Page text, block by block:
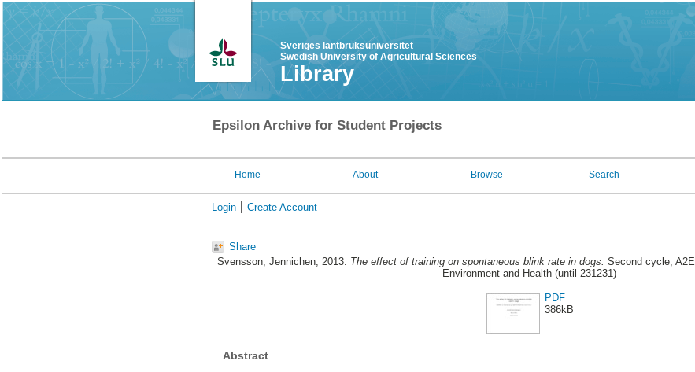
Sveriges lantbruksuniversitet
Swedish University of Agricultural Sciences
Library
Epsilon Archive for Student Projects
Home About Browse Search
Login Create Account
Share
Svensson, Jennichen, 2013. The effect of training on spontaneous blink rate in dogs. Second cycle,
Environment and Health (until 231231)
PDF
386kB
Abstract